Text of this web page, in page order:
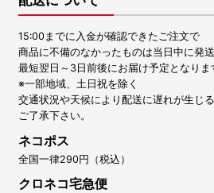
15:00までに入金が確認できたご注文で
商品に不備のなかったものは当日中に発送
最短翌日～3日前後にお届け予定となりま
※一部地域、土日祝を除く
交通状況や天候により配送に遅れが生じ
ご了承下さい。
ネコポス
全国一律290円（税込）
クロネコ宅急便